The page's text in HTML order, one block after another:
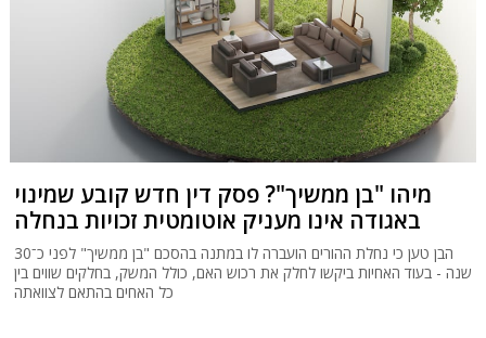
מיהו "בן ממשיך"? פסק דין חדש קובע שמינוי
באגודה אינו מעניק אוטומטית זכויות בנחלה
הבן טען כי נחלת ההורים הועברה לו במתנה בהסכם "בן ממשיך" לפני כ־30
שנה - בעוד האחיות ביקשו לחלק את רכוש האם, כולל המשק, בחלקים שווים בין
כל האחים בהתאם לצוואתה